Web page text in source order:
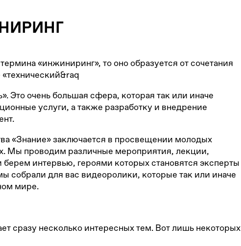
«инжиниринг», то оно образуется от сочетания
Это очень большая сфера, которая так или иначе
услуги, а также разработку и внедрение
«Знание» заключается в просвещении молодых
Мы проводим различные мероприятия, лекции,
интервью, героями которых становятся эксперты
собрали для вас видеоролики, которые так или иначе
мире.
сразу несколько интересных тем. Вот лишь некоторых